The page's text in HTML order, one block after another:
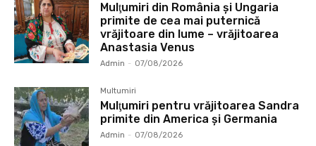
Mulţumiri din România și Ungaria
primite de cea mai puternică
vrăjitoare din lume – vrăjitoarea
Anastasia Venus
Admin - 07/08/2026
Multumiri
Mulţumiri pentru vrăjitoarea Sandra
primite din America și Germania
Admin - 07/08/2026